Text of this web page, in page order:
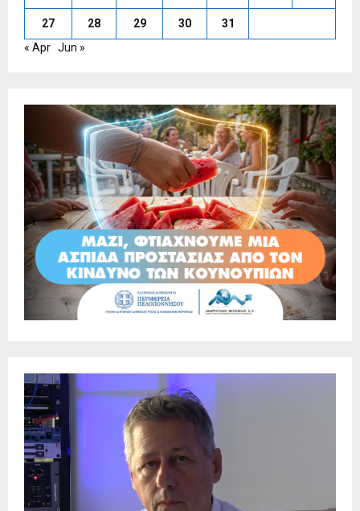
27 28 29 30
31
« Apr Jun »